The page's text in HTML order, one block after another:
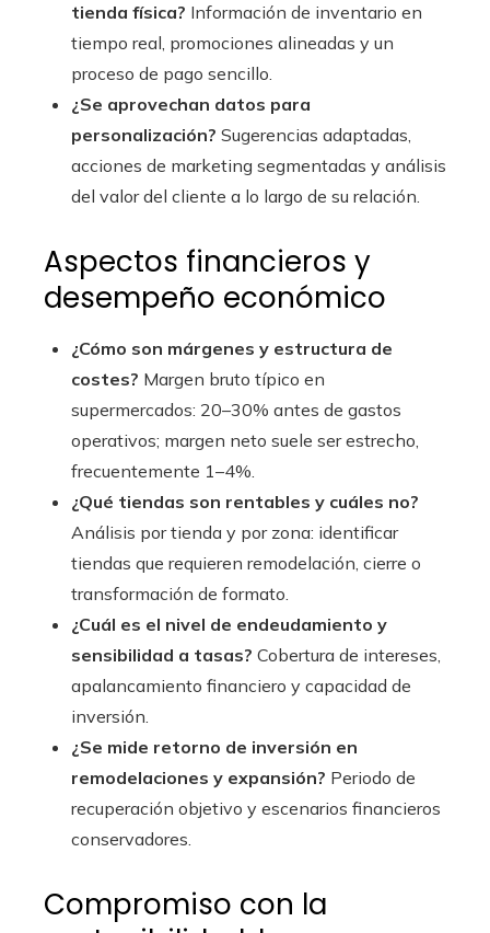
tienda física? Información de inventario en
tiempo real, promociones alineadas y un
proceso de pago sencillo.
¿Se aprovechan datos para
personalización? Sugerencias adaptadas,
acciones de marketing segmentadas y análisis
del valor del cliente a lo largo de su relación.
Aspectos financieros y
desempeño económico
¿Cómo son márgenes y estructura de
costes? Margen bruto típico en
supermercados: 20–30% antes de gastos
operativos; margen neto suele ser estrecho,
frecuentemente 1–4%.
¿Qué tiendas son rentables y cuáles no?
Análisis por tienda y por zona: identificar
tiendas que requieren remodelación, cierre o
transformación de formato.
¿Cuál es el nivel de endeudamiento y
sensibilidad a tasas? Cobertura de intereses,
apalancamiento financiero y capacidad de
inversión.
¿Se mide retorno de inversión en
remodelaciones y expansión? Periodo de
recuperación objetivo y escenarios financieros
conservadores.
Compromiso con la